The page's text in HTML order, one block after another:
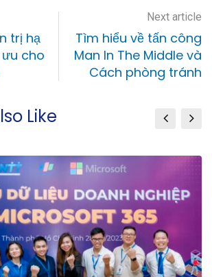
trị hạ
cho
Next article
Tìm hiểu về tấn công
Man In The Middle và
Cách phòng tránh
Like